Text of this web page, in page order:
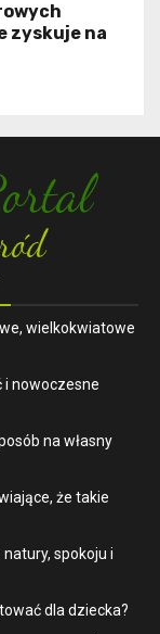
zyskuje na
wielkokwiatowe
i nowoczesne
na własny
że takie
spokoju i
dla dziecka?